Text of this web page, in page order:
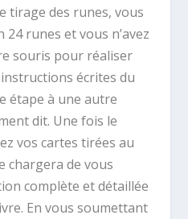
tirage des runes, vous
runes et vous n’avez
souris pour réaliser
écrites du
étape à une autre
dit. Une fois le
vos cartes tirées au
chargera de vous
complète et détaillée
En vous soumettant